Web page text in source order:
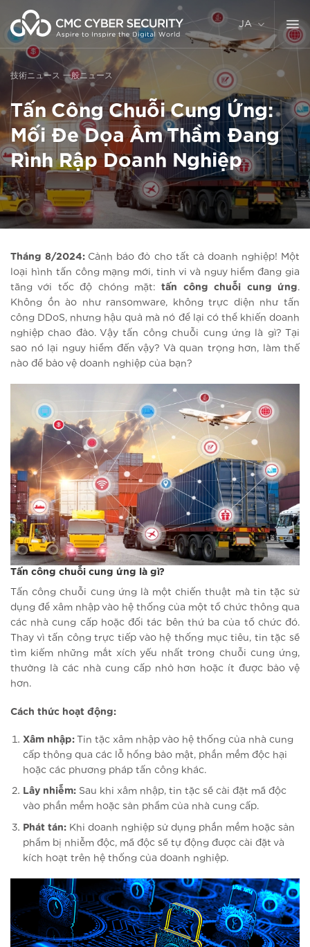
テ
キ
ッ
プ
JA
技術ニュース 一般ニュース
Tấn Công Chuỗi Cung Ứng:
Mối Đe Dọa Âm Thầm Đang
Rình Rập Doanh Nghiệp
Tháng 8/2024: Cảnh báo đỏ cho tất cả doanh nghiệp! Một
loại hình tấn công mạng mới, tinh vi và nguy hiểm đang gia
tăng với tốc độ chóng mặt:tấn công chuỗi cung ứng.
Không ồn ào như ransomware, không trực diện như tấn
công DDoS, nhưng hậu quả mà nó để lại có thể khiến doanh
nghiệp chao đảo. Vậy tấn công chuỗi cung ứng là gì? Tại
sao nó lại nguy hiểm đến vậy? Và quan trọng hơn, làm thế
nào để bảo vệ doanh nghiệp của bạn?
Tấn công chuỗi cung ứng là gì?
Tấn công chuỗi cung ứng là một chiến thuật mà tin tặc sử
dụng để xâm nhập vào hệ thống của một tổ chức thông qua
các nhà cung cấp hoặc đối tác bên thứ ba của tổ chức đó.
Thay vì tấn công trực tiếp vào hệ thống mục tiêu, tin tặc sẽ
tìm kiếm những mắt xích yếu nhất trong chuỗi cung ứng,
thường là các nhà cung cấp nhỏ hơn hoặc ít được bảo vệ
hơn.
Cách thức hoạt động:
Xâm nhập: Tin tặc xâm nhập vào hệ thống của nhà cung
cấp thông qua các lỗ hổng bảo mật, phần mềm độc hại
hoặc các phương pháp tấn công khác.
Lây nhiễm: Sau khi xâm nhập, tin tặc sẽ cài đặt mã độc
vào phần mềm hoặc sản phẩm của nhà cung cấp.
Phát tán: Khi doanh nghiệp sử dụng phần mềm hoặc sản
phẩm bị nhiễm độc, mã độc sẽ tự động được cài đặt và
kích hoạt trên hệ thống của doanh nghiệp.